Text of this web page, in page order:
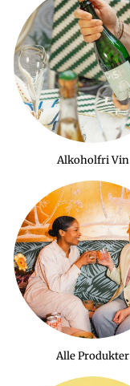
Alkoholfri Vin
Alle Produkter